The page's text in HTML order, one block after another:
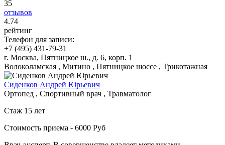
35
отзывов
4.74
рейтинг
Телефон для записи:
+7 (495) 431-79-31
г. Москва, Пятницкое ш., д. 6, корп. 1
Волоколамская , Митино , Пятницкое шоссе , Трикотажная
Сиденков Андрей Юрьевич
Ортопед , Спортивный врач , Травматолог
Стаж 15 лет
Стоимость приема - 6000 Руб